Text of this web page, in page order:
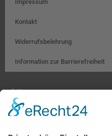
Impressum
Kontakt
Widerrufsbelehrung
Information zur Barrierefreiheit
Öffnungszeiten:
Mo. – Fr. 8:00 – 18:00 Uhr